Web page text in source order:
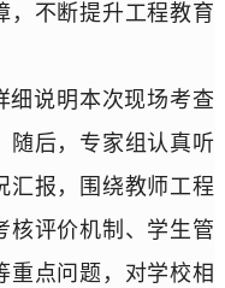
，不断提升工程教育
细说明本次现场考查
随后，专家组认真听
汇报，围绕教师工程
核评价机制、学生管
重点问题，对学校相